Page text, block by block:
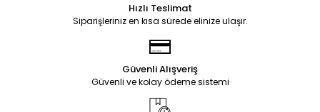
Hızlı Teslimat
Siparişleriniz en kısa sürede elinize ulaşır.
Güvenli Alışveriş
Güvenli ve kolay ödeme sistemi